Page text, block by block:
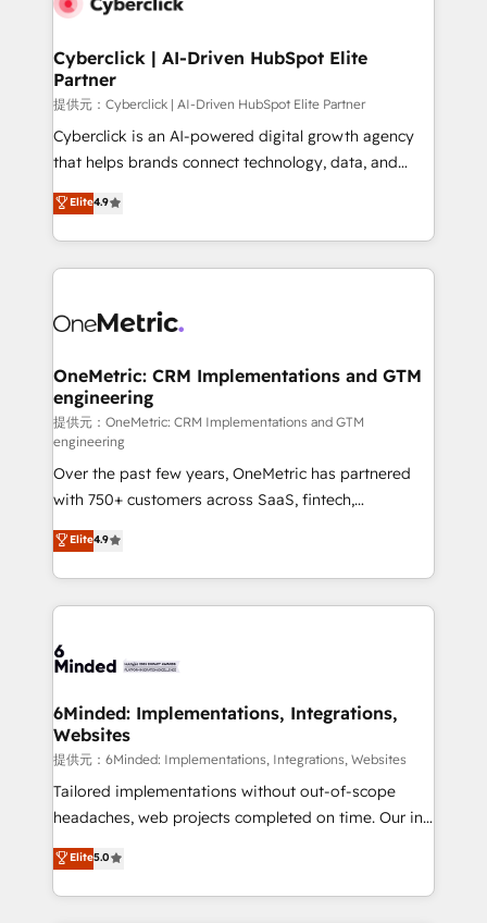
Cyberclick | AI-Driven HubSpot Elite
Partner
提供元：Cyberclick | AI-Driven HubSpot Elite Partner
Cyberclick is an AI-powered digital growth agency
that helps brands connect technology, data, and
creativity to achieve measurable results. Founded in
Barcelona and operating across Spain, LATAM, and
the UK, we support global companies in building
smarter marketing, sales, and customer success
Iberia (Spain & Portugal), we combine human insight
growth. Our multidisciplinary team designs solutions
that simplify complexity, boost performance, and
turn innovation into real impact. 🌍 Highlights •
HubSpot Partner since 2012 • 2022 EMEA Impact
Award: Best Integration • 150+ successful HubSpot
projects • Clients in 30+ industries • Proprietary
technology for integrations • Multilingual team:
English, Spanish, Portuguese & Italian 👉 Grow
smarter with AI and HubSpot.
Elite4.9
OneMetric: CRM Implementations and GTM
engineering
提供元：OneMetric: CRM Implementations and GTM
engineering
Over the past few years, OneMetric has partnered
with 750+ customers across SaaS, fintech,
healthcare, real estate, and other industries. With
150+ HubSpot-certified experts, we deliver scalable
solutions to complex GTM and RevOps challenges.
Our Expertise 🔹 Onboarding & Implementation:
tailored to your GTM motion. 🔹 Migrations:
from other CRMs to HubSpot without data loss or
downtime. 🔹 RevOps Strategy: Align teams,
processes, and data to drive revenue efficiency. 🔹
Integrations: Connect HubSpot with your tech stack
for better adoption. 🔹 Custom Solutions: Build
SOC 2 Type II and ISO 27001 certified, reinforcing
our commitment to data security and compliance. At
Elite4.9
6Minded: Implementations, Integrations,
Websites
提供元：6Minded: Implementations, Integrations, Websites
Tailored implementations without out-of-scope
headaches, web projects completed on time. Our in-
house team of certified CRM architects, experts,
developers, designers, and marketers handles all
aspects of your HubSpot. ✨ 400+ global clients ✨
Elite5.0